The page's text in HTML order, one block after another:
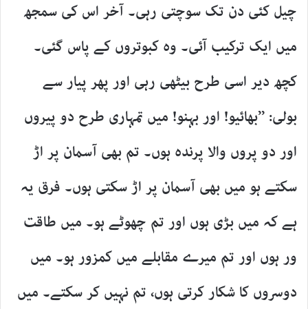
چیل کئی دن تک سوچتی رہی۔ آخر اس کی سمجھ
میں ایک ترکیب آئی۔ وہ کبوتروں کے پاس گئی۔
کچھ دیر اسی طرح بیٹھی رہی اور پھر پیار سے
بولی: ’’بھائیو! اور بہنو! میں تمہاری طرح دو پیروں
اور دو پروں والا پرندہ ہوں۔ تم بھی آسمان پر اڑ
سکتے ہو میں بھی آسمان پر اڑ سکتی ہوں۔ فرق یہ
ہے کہ میں بڑی ہوں اور تم چھوٹے ہو۔ میں طاقت
ور ہوں اور تم میرے مقابلے میں کمزور ہو۔ میں
دوسروں کا شکار کرتی ہوں، تم نہیں کر سکتے۔ میں